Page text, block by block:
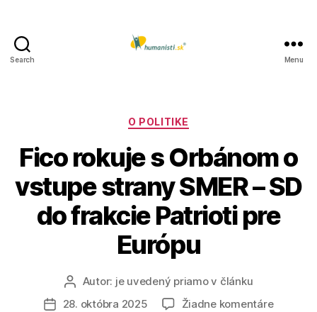
Search Menu
Kategórie
O POLITIKE
Fico rokuje s Orbánom o
vstupe strany SMER – SD
do frakcie Patrioti pre
Európu
Autor
článku
Autor: je uvedený priamo v článku
Dátum
28. októbra 2025 Žiadne komentárena